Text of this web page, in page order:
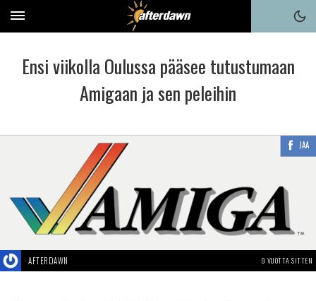
Ensi viikolla Oulussa pääsee tutustumaan
Amigaan ja sen peleihin
JAA
AFTERDAWN 9 VUOTTA SITTEN